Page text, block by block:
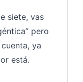
siete, vas
pero
ya
está.